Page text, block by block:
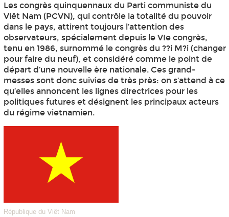
Les congrès quinquennaux du Parti communiste du
Viêt Nam (PCVN), qui contrôle la totalité du pouvoir
dans le pays, attirent toujours l’attention des
observateurs, spécialement depuis le VIe congrès,
tenu en 1986, surnommé le congrès du ??i M?i (changer
pour faire du neuf), et considéré comme le point de
départ d’une nouvelle ère nationale. Ces grand-
messes sont donc suivies de très près: on s’attend à ce
qu’elles annoncent les lignes directrices pour les
politiques futures et désignent les principaux acteurs
du régime vietnamien.
République du Viêt Nam